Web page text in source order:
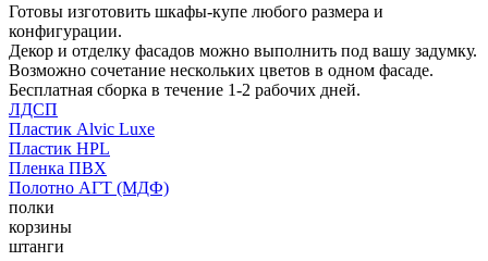
Готовы изготовить шкафы-купе любого размера и
конфигурации.
Декор и отделку фасадов можно выполнить под вашу задумку.
Возможно сочетание нескольких цветов в одном фасаде.
Бесплатная сборка в течение 1-2 рабочих дней.
ЛДСП
Пластик Alvic Luxe
Пластик HPL
Пленка ПВХ
Полотно АГТ (МДФ)
полки
корзины
штанги